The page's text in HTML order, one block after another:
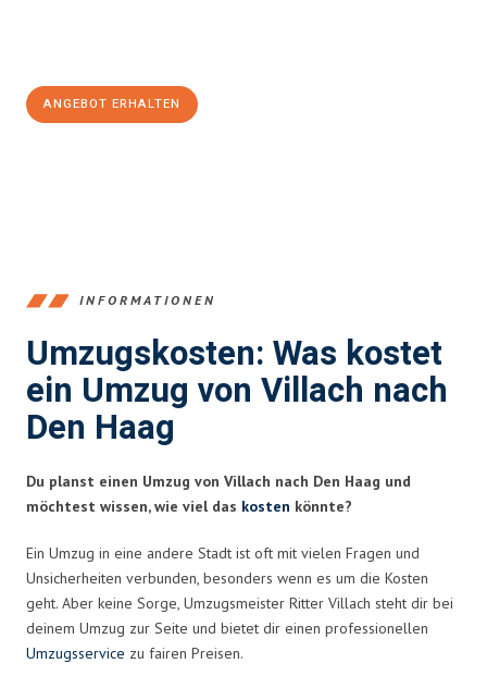
ANGEBOT ERHALTEN
INFORMATIONEN
Umzugskosten: Was kostet
ein Umzug von Villach nach
Den Haag
Du planst einen Umzug von Villach nach Den Haag und
möchtest wissen, wie viel das kosten könnte?
Ein Umzug in eine andere Stadt ist oft mit vielen Fragen und
Unsicherheiten verbunden, besonders wenn es um die Kosten
geht. Aber keine Sorge, Umzugsmeister Ritter Villach steht dir bei
deinem Umzug zur Seite und bietet dir einen professionellen
Umzugsservice zu fairen Preisen.